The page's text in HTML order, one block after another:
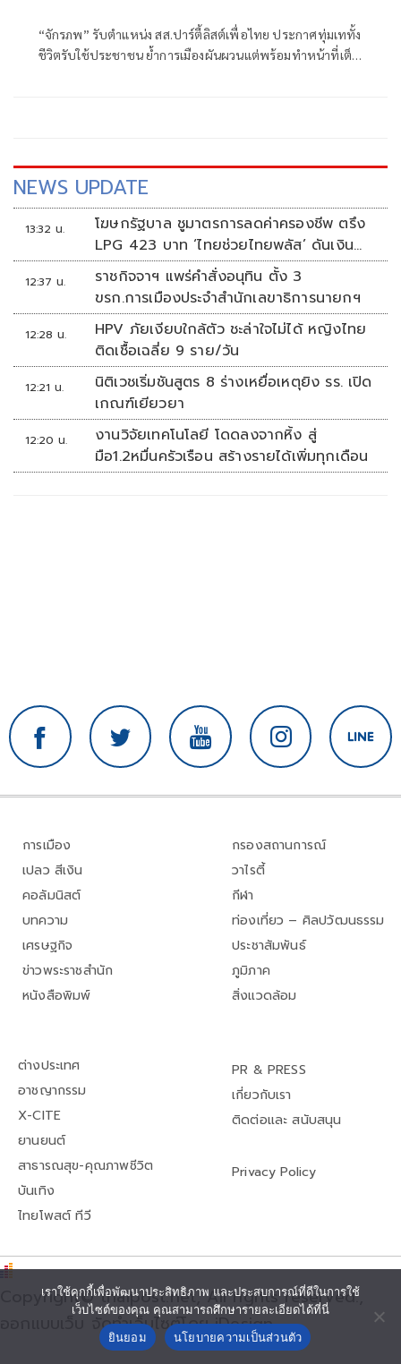
“จักรภพ” รับตำแหน่ง สส.ปาร์ตี้ลิสต์เพื่อไทย ประกาศทุ่มเททั้ง
ชีวิตรับใช้ประชาชน ย้ำการเมืองผันผวนแต่พร้อมทำหน้าที่เต็ม
NEWS UPDATE
13:32 น.
โฆษกรัฐบาล ชูมาตรการลดค่าครองชีพ ตรึง
LPG 423 บาท ‘ไทยช่วยไทยพลัส’ ดันเงิน
หมุนแสนล้าน
12:37 น.
ราชกิจจาฯ แพร่คำสั่งอนุทิน ตั้ง 3
ขรก.การเมืองประจำสำนักเลขาธิการนายกฯ
12:28 น.
HPV ภัยเงียบใกล้ตัว ชะล่าใจไม่ได้ หญิงไทย
ติดเชื้อเฉลี่ย 9 ราย/วัน
12:21 น.
นิติเวชเริ่มชันสูตร 8 ร่างเหยื่อเหตุยิง รร. เปิด
เกณฑ์เยียวยา
12:20 น.
งานวิจัยเทคโนโลยี โดดลงจากหิ้ง สู่
มือ1.2หมื่นครัวเรือน สร้างรายได้เพิ่มทุกเดือน
การเมือง
เปลว สีเงิน
คอลัมนิสต์
บทความ
เศรษฐกิจ
ข่าวพระราชสำนัก
หนังสือพิมพ์
กรองสถานการณ์
วาไรตี้
กีฬา
ท่องเที่ยว – ศิลปวัฒนธรรม
ประชาสัมพันธ์
ภูมิภาค
สิ่งแวดล้อม
ต่างประเทศ
อาชญากรรม
X-CITE
ยานยนต์
สาธารณสุข-คุณภาพชีวิต
บันเทิง
ไทยโพสต์ ทีวี
PR & PRESS
เกี่ยวกับเรา
ติดต่อและ สนับสนุน
Privacy Policy
Copyright© thaipost.net, All rights reserved.,
ออกแบบเว็บ จัดทำเว็บไซต์โดย iDesign
เราใช้คุกกี้เพื่อพัฒนาประสิทธิภาพ และประสบการณ์ที่ดีในการใช้
เว็บไซต์ของคุณ คุณสามารถศึกษารายละเอียดได้ที่นี่
ยินยอม
นโยบายความเป็นส่วนตัว